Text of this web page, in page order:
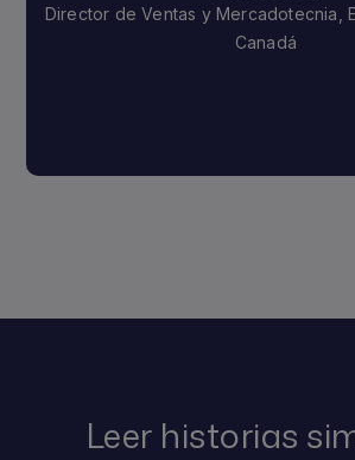
Director de Ventas y Mercadotecnia,
Canadá
Leer historias